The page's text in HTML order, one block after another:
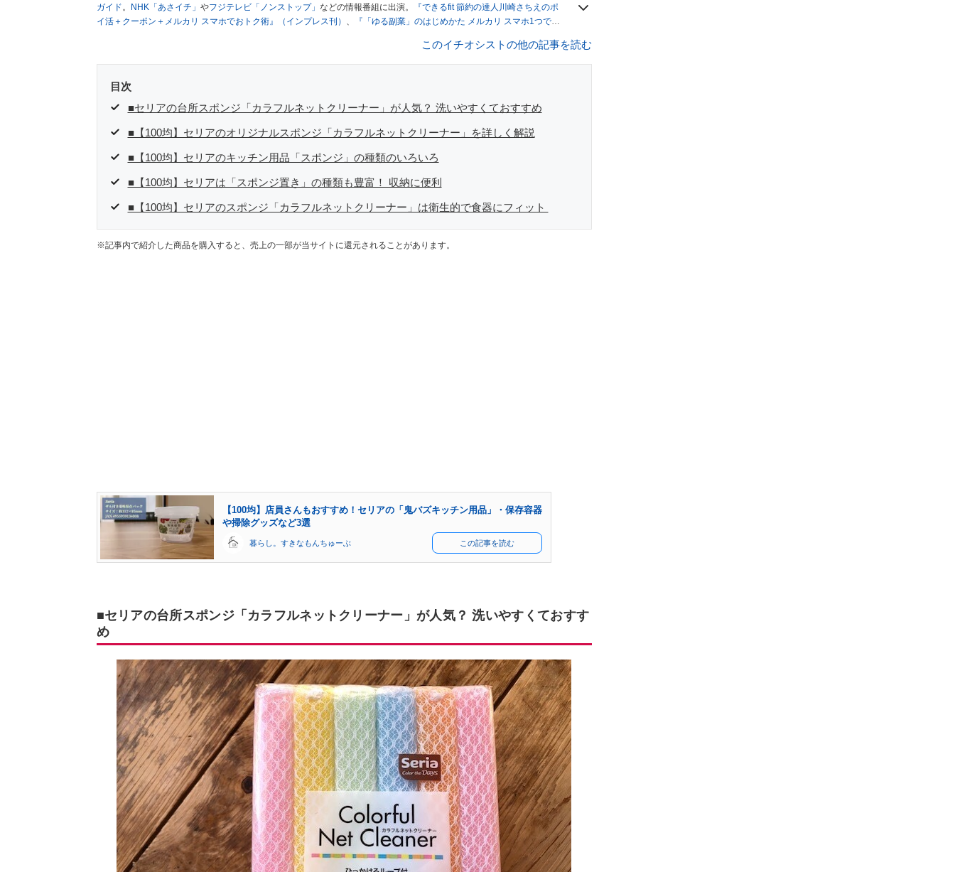
ガイド 。 NHK「あさイチ」 やフジテレビ「ノンストップ」 などの情報番組に出演。
『できるfit 節約の達人川崎さちえのポ
イ活＋クーポン＋メルカリ スマホでおトク術』（インプレス刊）
『「ゆる副業」のはじめかた メルカリ スマホ1つでス
■経歴：2003年、夫が子育てをするために、突然会社を辞める。翌月からの給料が０円になり、家にいながら、しかも空
いた時間でできるオークションに目をつける。しかし、取引の仕方がわからずに、まずは落札者として参加。その後、出
を生活の一部に取り入れるべく、「ネットオークションやフリマアプリは生活のインフラになる」という考えを持つ。ま
た消費税増税の社会においては、ネットオークションやフリマアプリが家計の救世主になりえると考え、業者とは違う視
このイチオシストの他の記事を読む
目次
■セリアの台所スポンジ「カラフルネットクリーナー」が人気？ 洗いやすくておすすめ
■【100均】セリアのオリジナルスポンジ「カラフルネットクリーナー」を詳しく解説
■【100均】セリアのキッチン用品「スポンジ」の種類のいろいろ
■【100均】セリアは「スポンジ置き」の種類も豊富！ 収納に便利
■【100均】セリアのスポンジ「カラフルネットクリーナー」は衛生的で食器にフィット
※記事内で紹介した商品を購入すると、売上の一部が当サイトに還元されることがあります。
【100均】店員さんもおすすめ！セリアの「鬼バズキッチン用品」・保存容器
や掃除グッズなど3選
暮らし。すきなもんちゅーぶ この記事を読む
■セリアの台所スポンジ「カラフルネットクリーナー」が人気？ 洗いやすくておすす
め